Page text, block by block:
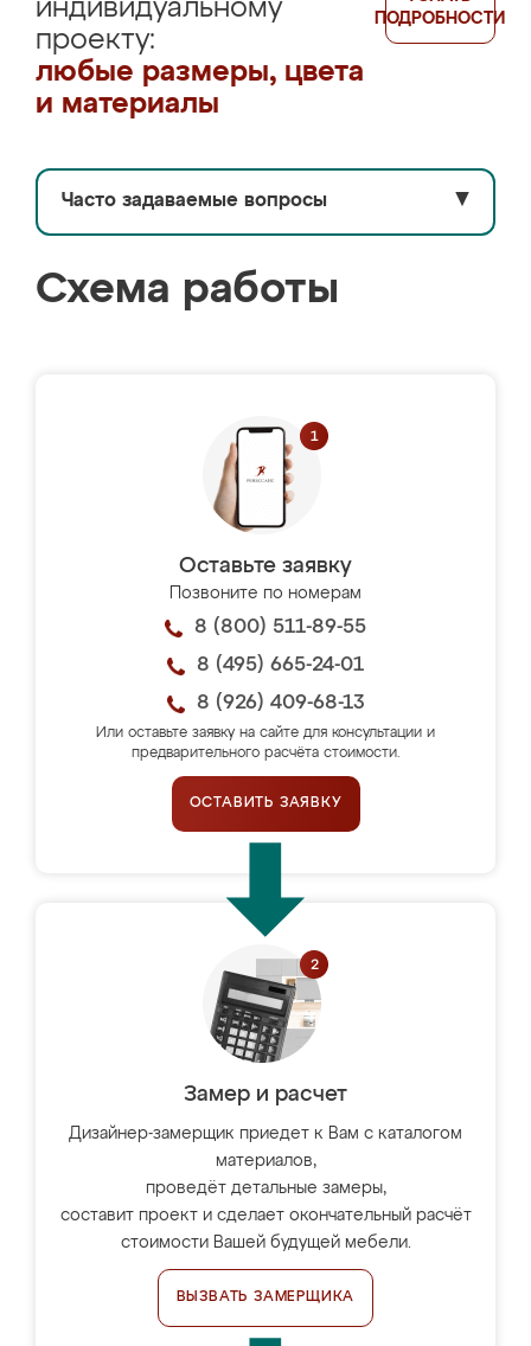
индивидуальному
проекту:
любые размеры, цвета
и материалы
ПОДРОБНОСТИ
Часто задаваемые вопросы ▼
Схема работы
Оставьте заявку
Позвоните по номерам
8 (800) 511-89-55
8 (495) 665-24-01
8 (926) 409-68-13
Или оставьте заявку на сайте для консультации и
предварительного расчёта стоимости.
ОСТАВИТЬ ЗАЯВКУ
Замер и расчет
Дизайнер-замерщик приедет к Вам с каталогом
материалов,
проведёт детальные замеры,
составит проект и сделает окончательный расчёт
стоимости Вашей будущей мебели.
ВЫЗВАТЬ ЗАМЕРЩИКА